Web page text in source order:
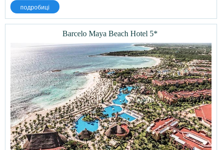
подробиці
Barcelo Maya Beach Hotel 5*